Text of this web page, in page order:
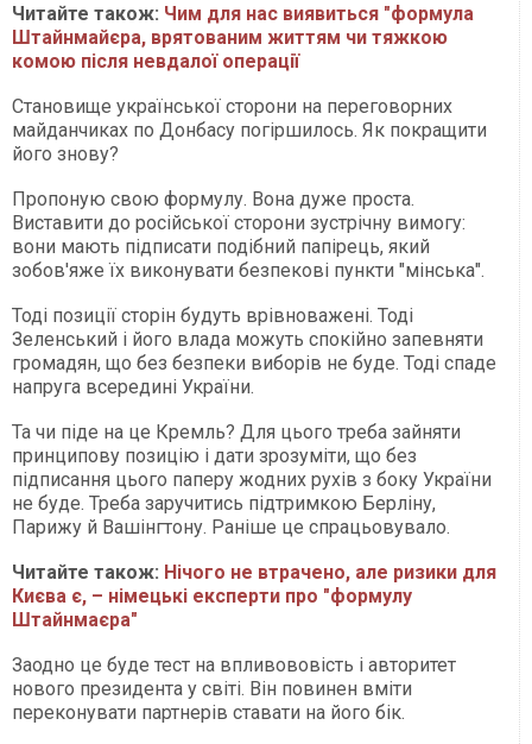
Читайте також: Чим для нас виявиться "формула
Штайнмайєра, врятованим життям чи тяжкою
комою після невдалої операції
Становище української сторони на переговорних
майданчиках по Донбасу погіршилось. Як покращити
його знову?
Пропоную свою формулу. Вона дуже проста.
Виставити до російської сторони зустрічну вимогу:
вони мають підписати подібний папірець, який
зобов'яже їх виконувати безпекові пункти "мінська".
Тоді позиції сторін будуть врівноважені. Тоді
Зеленський і його влада можуть спокійно запевняти
громадян, що без безпеки виборів не буде. Тоді спаде
напруга всередині України.
Та чи піде на це Кремль? Для цього треба зайняти
принципову позицію і дати зрозуміти, що без
підписання цього паперу жодних рухів з боку України
не буде. Треба заручитись підтримкою Берліну,
Парижу й Вашінгтону. Раніше це спрацьовувало.
Читайте також: Нічого не втрачено, але ризики для
Києва є, – німецькі експерти про "формулу
Штайнмаєра"
Заодно це буде тест на впливововість і авторитет
нового президента у світі. Він повинен вміти
переконувати партнерів ставати на його бік.